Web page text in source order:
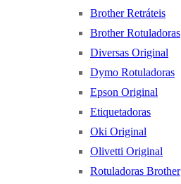
Brother Retráteis
Brother Rotuladoras
Diversas Original
Dymo Rotuladoras
Epson Original
Etiquetadoras
Oki Original
Olivetti Original
Rotuladoras Brother